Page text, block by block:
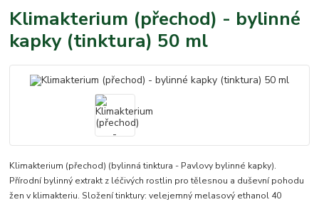
Klimakterium (přechod) - bylinné
kapky (tinktura) 50 ml
Klimakterium (přechod) (bylinná tinktura - Pavlovy bylinné kapky).
Přírodní bylinný extrakt z léčivých rostlin pro tělesnou a duševní pohodu
žen v klimakteriu. Složení tinktury: velejemný melasový ethanol 40